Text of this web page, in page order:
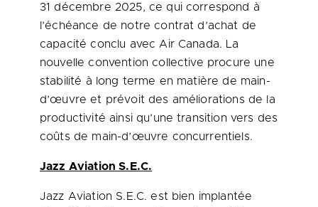
31 décembre 2025, ce qui correspond à
l’échéance de notre contrat d’achat de
capacité conclu avec Air Canada. La
nouvelle convention collective procure une
stabilité à long terme en matière de main-
d’œuvre et prévoit des améliorations de la
productivité ainsi qu’une transition vers des
coûts de main-d’œuvre concurrentiels.
Jazz Aviation S.E.C.
Jazz Aviation S.E.C. est bien implantée